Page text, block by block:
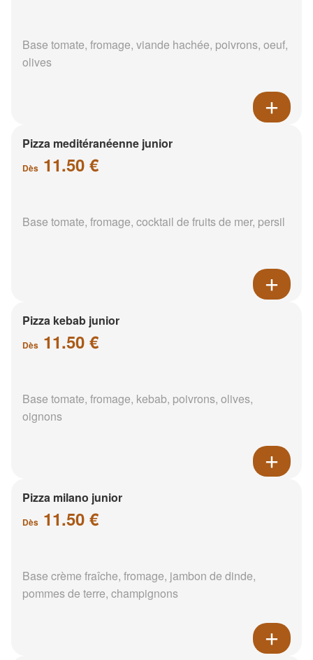
Base tomate, fromage, viande hachée, poivrons, oeuf,
olives
Pizza meditéranéenne junior
Dès 11.50 €
Base tomate, fromage, cocktail de fruits de mer, persil
Pizza kebab junior
Dès 11.50 €
Base tomate, fromage, kebab, poivrons, olives,
oignons
Pizza milano junior
Dès 11.50 €
Base crème fraîche, fromage, jambon de dinde,
pommes de terre, champignons